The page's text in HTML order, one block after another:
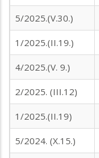
5/2025.(V.30.)
1/2025.(II.19.)
4/2025.(V. 9.)
2/2025. (III.12)
1/2025.(II.19)
5/2024. (X.15.)